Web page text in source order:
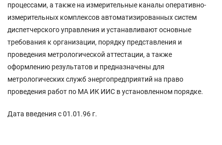
процессами, а также на измерительные каналы оперативно-
измерительных комплексов автоматизированных систем
диспетчерского управления и устанавливают основные
требования к организации, порядку представления и
проведения метрологической аттестации, а также
оформлению результатов и предназначены для
метрологических служб энергопредприятий на право
проведения работ по МА ИК ИИС в установленном порядке.
Дата введения с 01.01.96 г.